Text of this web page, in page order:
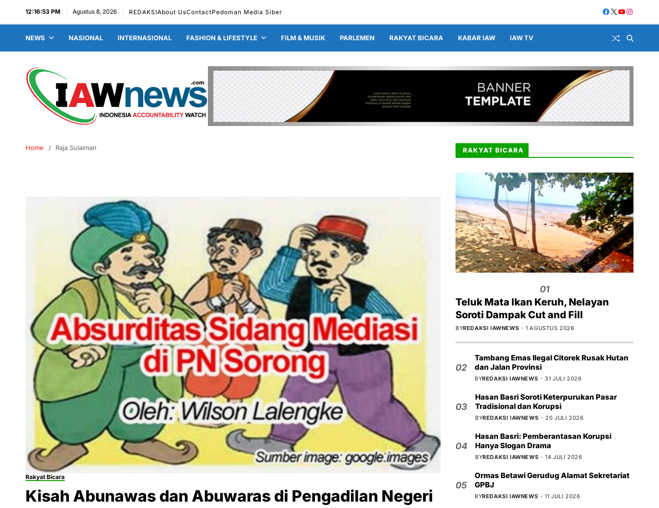
12:16:54 PM Agustus 8, 2026 REDAKSIAbout UsContactPedoman Media Siber
NEWS NASIONAL INTERNASIONAL FASHION & LIFESTYLE FILM & MUSIK PARLEMEN RAKYAT BICARA KABAR IAW IAW TV
Home Raja Sulaiman
Rakyat Bicara
Kisah Abunawas dan Abuwaras di Pengadilan Negeri
RAKYAT BICARA
01
Teluk Mata Ikan Keruh, Nelayan
Soroti Dampak Cut and Fill
BYREDAKSI IAWNEWS 1 AGUSTUS 2026
02
Tambang Emas Ilegal Citorek Rusak Hutan
dan Jalan Provinsi
BYREDAKSI IAWNEWS 31 JULI 2026
03
Hasan Basri Soroti Keterpurukan Pasar
Tradisional dan Korupsi
BYREDAKSI IAWNEWS 20 JULI 2026
04
Hasan Basri: Pemberantasan Korupsi
Hanya Slogan Drama
BYREDAKSI IAWNEWS 14 JULI 2026
05
Ormas Betawi Gerudug Alamat Sekretariat
GPBJ
BYREDAKSI IAWNEWS 11 JULI 2026